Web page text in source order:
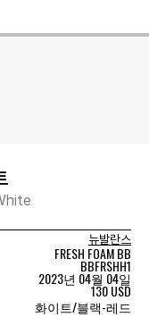
뉴발란스
FRESH FOAM BB
BBFRSHH1
2023년 04월 04일
130 USD
화이트/블랙-레드